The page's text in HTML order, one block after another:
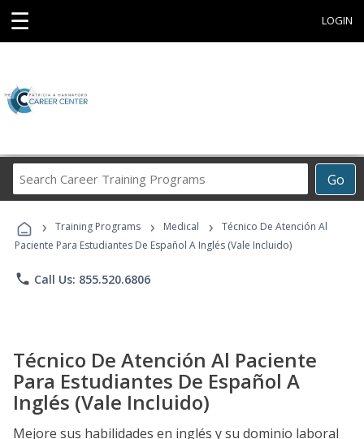
☰ LOGIN
Go
Career
Programs
› Training Programs › Medical ›
Técnico De Atención Al
Paciente Para Estudiantes De Español A Inglés (Vale Incluido)
phone Call Us: 855.520.6806
Técnico De Atención Al Paciente
Para Estudiantes De Español A
Inglés (Vale Incluido)
Mejore sus habilidades en inglés y su dominio laboral